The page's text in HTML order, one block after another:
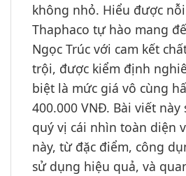
không nhỏ. Hiểu được
Thaphaco tự hào mang
Ngọc Trúc với cam kết
trội, được kiểm định
biệt là mức giá vô cùng
400.000 VNĐ. Bài viết này
quý vị cái nhìn toàn diện
này, từ đặc điểm, công
sử dụng hiệu quả, và